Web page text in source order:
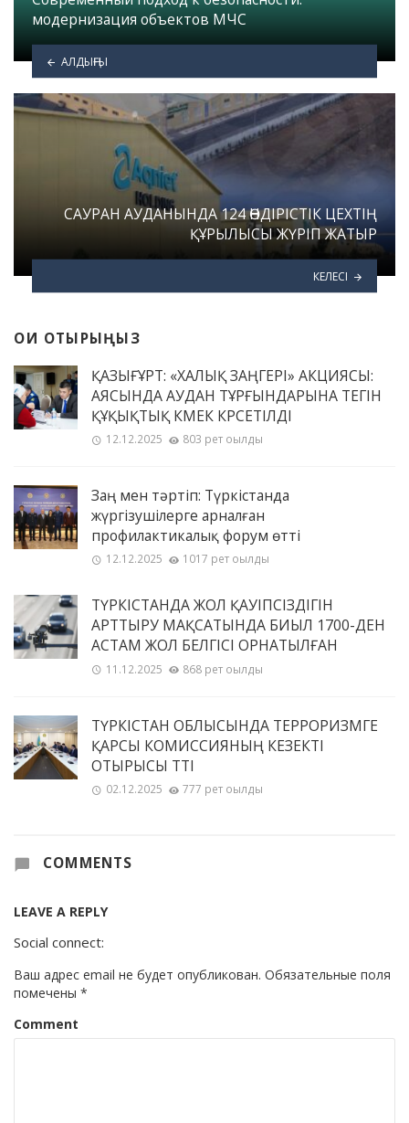
модернизация объектов МЧС
АЛДЫҢҒЫ
САУРАН АУДАНЫНДА 124 ӨНДІРІСТІК ЦЕХТІҢ
ҚҰРЫЛЫСЫ ЖҮРІП ЖАТЫР
КЕЛЕСІ
ОҚИ ОТЫРЫҢЫЗ
ҚАЗЫҒҰРТ: «ХАЛЫҚ ЗАҢГЕРІ» АКЦИЯСЫ:
АЯСЫНДА АУДАН ТҰРҒЫНДАРЫНА ТЕГІН
ҚҰҚЫҚТЫҚ КӨМЕК КӨРСЕТІЛДІ
12.12.2025 803 рет оқылды
Заң мен тәртіп: Түркістанда
жүргізушілерге арналған
профилактикалық форум өтті
12.12.2025 1017 рет оқылды
ТҮРКІСТАНДА ЖОЛ ҚАУІПСІЗДІГІН
АРТТЫРУ МАҚСАТЫНДА БИЫЛ 1700-ДЕН
АСТАМ ЖОЛ БЕЛГІСІ ОРНАТЫЛҒАН
11.12.2025 868 рет оқылды
ТҮРКІСТАН ОБЛЫСЫНДА ТЕРРОРИЗМГЕ
ҚАРСЫ КОМИССИЯНЫҢ КЕЗЕКТІ
ОТЫРЫСЫ ӨТТІ
02.12.2025 777 рет оқылды
COMMENTS
LEAVE A REPLY
Social connect:
Ваш адрес email не будет опубликован. Обязательные поля
помечены *
Comment